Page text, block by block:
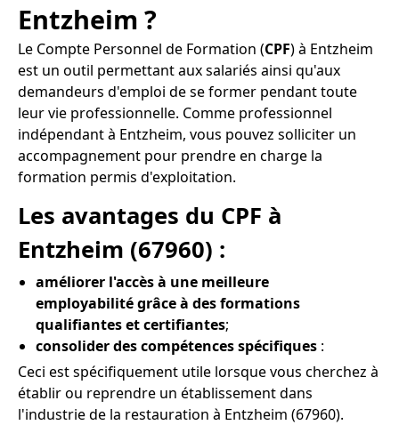
Entzheim ?
Le Compte Personnel de Formation (CPF) à Entzheim
est un outil permettant aux salariés ainsi qu'aux
demandeurs d'emploi de se former pendant toute
leur vie professionnelle. Comme professionnel
indépendant à Entzheim, vous pouvez solliciter un
accompagnement pour prendre en charge la
formation permis d'exploitation.
Les avantages du CPF à
Entzheim (67960) :
améliorer l'accès à une meilleure
employabilité grâce à des formations
qualifiantes et certifiantes;
consolider des compétences spécifiques :
Ceci est spécifiquement utile lorsque vous cherchez à
établir ou reprendre un établissement dans
l'industrie de la restauration à Entzheim (67960).